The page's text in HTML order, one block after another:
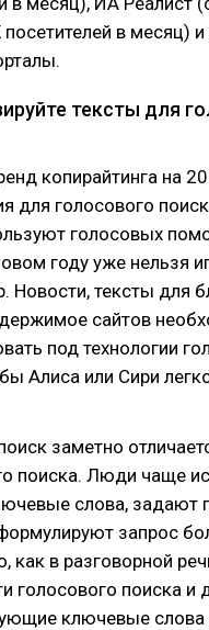
в месяц) и
тексты для
копирайтинга на
для голосового
голосовых
году уже нельзя
Новости, тексты для
сайтов
под технологии
Алиса или Сири
заметно
поиска. Люди чаще
слова, задают
запрос
как в разговорной
голосового поиска и
ключевые слова